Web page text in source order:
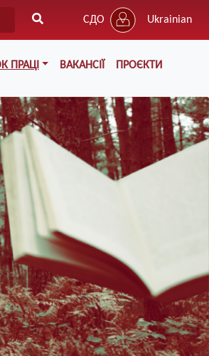
СДО Ukrainian
ПРАЦІ ВАКАНСІЇ ПРОЄКТИ